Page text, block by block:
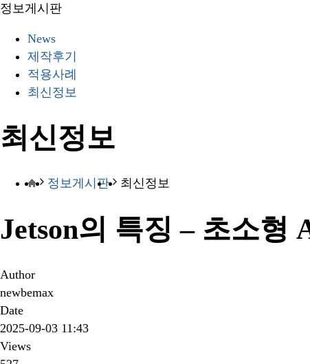
정보게시판
News
제작후기
적용사례
최신정보
최신정보
정보게시판 최신정보
Jetson의 특징 – 초소형
Author
newbemax
Date
2025-09-03 11:43
Views